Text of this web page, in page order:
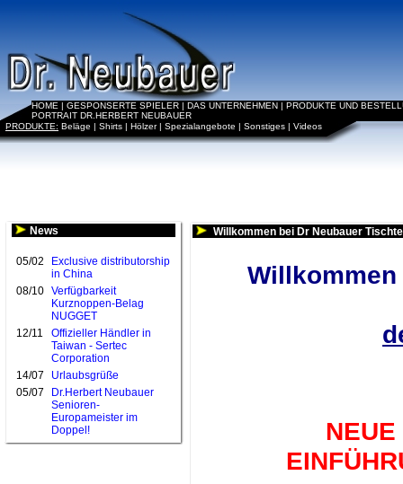
HOME | GESPONSERTE SPIELER | DAS UNTERNEHMEN | PRODUKTE UND
PORTRAIT DR.HERBERT NEUBAUER
PRODUKTE: Beläge | Shirts | Hölzer| Spezialangebote | Sonstiges | Videos
News
05/02
Exclusive distributorship
in China
08/10 Verfügbarkeit
Kurznoppen-Belag
NUGGET
12/11
Offizieller Händler in
Taiwan - Sertec
Corporation
14/07
Urlaubsgrüße
05/07
Dr.Herbert Neubauer
Senioren-
Europameister im
Doppel!
Willkommen bei Dr Neubauer